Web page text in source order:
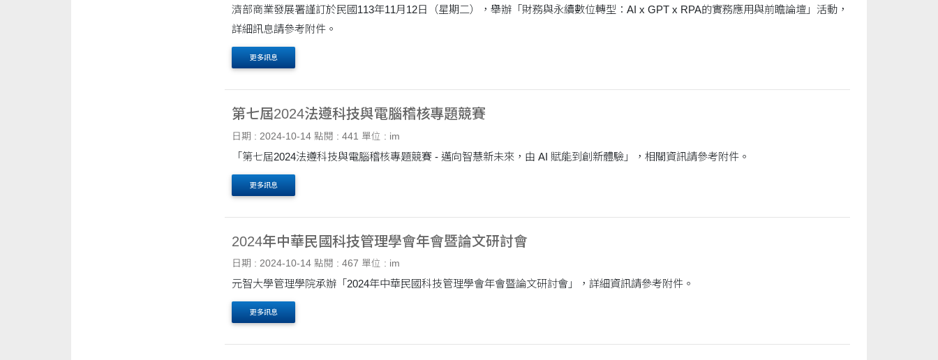
濟部商業發展署謹訂於民國113年11月12日（星期二），舉辦「財務與永續數位轉型：AI x GPT x RPA的實務應用與前瞻論壇」活動，
詳細訊息請參考附件。
更多訊息
第七屆2024法遵科技與電腦稽核專題競賽
日期 : 2024-10-14 點閱 : 441 單位 : im
更多訊息
2024年中華民國科技管理學會年會暨論文研討會
日期 : 2024-10-14 點閱 : 467 單位 : im
更多訊息